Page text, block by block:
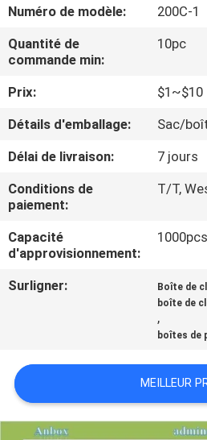
NOUS
D'USINE
CONTRÔLE
DE
QUALITÉ
CONTACTEZ-
NOUS
UNE
CITATION
Numéro de modèle:
200C-1
Quantité de
commande min:
10pc
Prix:
$1~$10
Détails d'emballage:
Sac/
Délai de livraison:
7 jours
Conditions de
paiement:
T/T,
Capacité
d'approvisionnement:
Surligner: Boîte de
boîte de
,
boîtes de
MEILLEUR